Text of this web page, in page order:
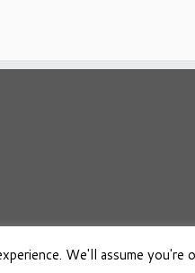
Boeken Besproken·Aangeboden door
We'll assume